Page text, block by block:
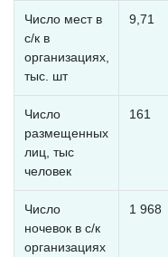
Число мест в
с/к в
организациях,
тыс. шт
9,71
Число
размещенных
лиц, тыс
человек
161
Число
ночевок в с/к
организациях
1 968